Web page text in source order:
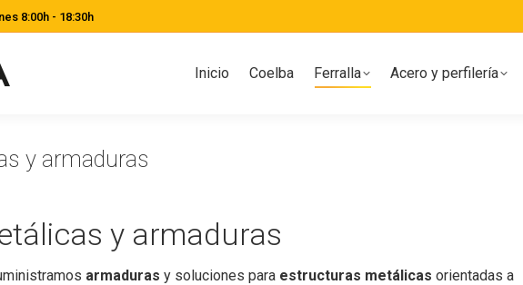
8:00h - 18:30h
Inicio Coelba Ferralla Acero y perfilería
y armaduras
y armaduras
armaduras y soluciones para estructuras metálicas orientadas a